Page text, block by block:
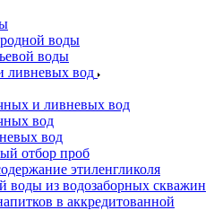
воды
воды
ливневых вод
и ливневых вод
вод
вод
отбор проб
этиленгликоля
воды из водозаборных скважин
в аккредитованной